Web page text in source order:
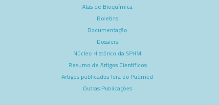
Atas de Bioquímica
Boletins
Documentação
Dossiers
Núcleo Histórico da SPHM
Resumo de Artigos Científicos
Artigos publicados fora do Pubmed
Outras Publicações